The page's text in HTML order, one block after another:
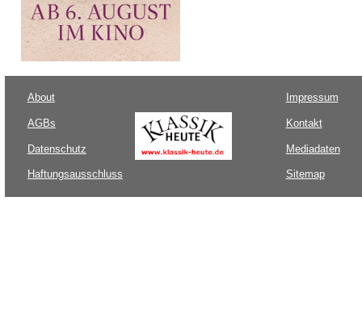
About
AGBs
Datenschutz
Haftungsausschluss
Impressum
Kontakt
Mediadaten
Sitemap